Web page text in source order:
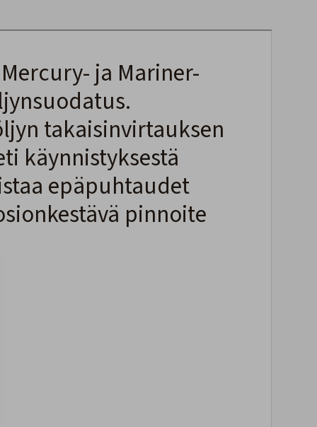
ja Mariner-
takaisinvirtauksen
käynnistyksestä
epäpuhtaudet
pinnoite